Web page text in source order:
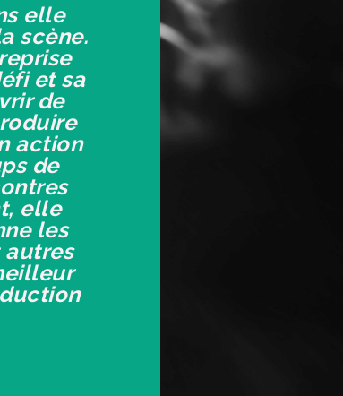
elle
scène.
et sa
de
action
de
elle
les
autres